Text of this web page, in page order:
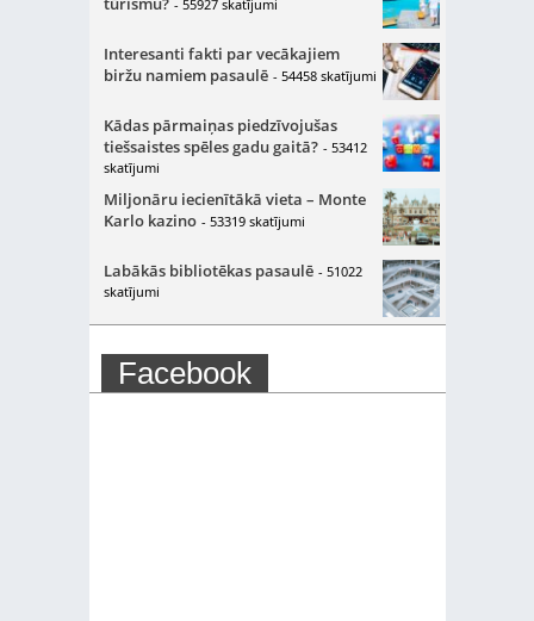
- 55927 skatījumi
Interesanti fakti par vecākajiem
biržu namiem pasaulē - 54458 skatījumi
Kādas pārmaiņas piedzīvojušas
tiešsaistes spēles gadu gaitā? - 53412
skatījumi
Miljonāru iecienītākā vieta – Monte
Karlo kazino - 53319 skatījumi
Labākās bibliotēkas pasaulē - 51022
skatījumi
Facebook